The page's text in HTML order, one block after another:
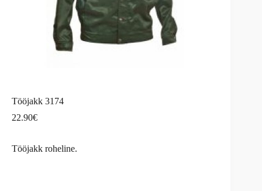
Tööjakk 3174
22.90€
Tööjakk roheline.